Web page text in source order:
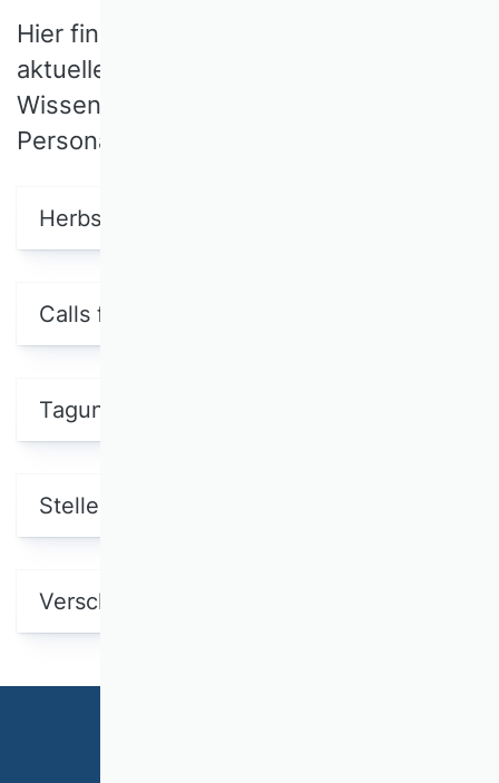
Hier finden Sie einen Überblick über alle
aktuellen Veranstaltungen der
Wissenschaftlichen Kommission
Personal:
Herbstworkshop
Calls for Papers
Tagungen / Konferenzen
Stellenausschreibungen
Verschiedenes